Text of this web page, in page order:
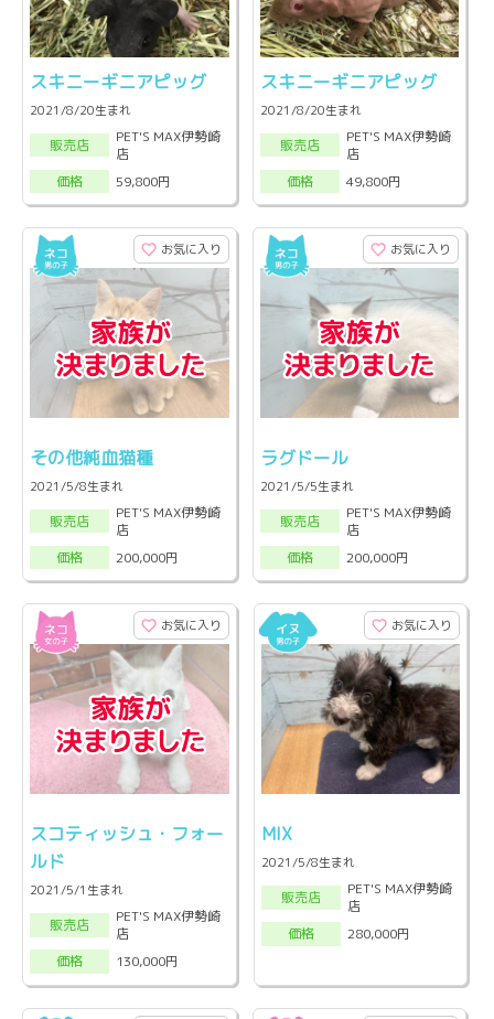
スキニーギニアピッグ
2021/8/20生まれ
販売店
PET'S MAX伊勢崎
店
価格
59,800円
スキニーギニアピッグ
2021/8/20生まれ
販売店
PET'S MAX伊勢崎
店
価格
49,800円
お気に入り
その他純血猫種
2021/5/8生まれ
販売店
PET'S MAX伊勢崎
店
価格
200,000円
お気に入り
ラグドール
2021/5/5生まれ
販売店
PET'S MAX伊勢崎
店
価格
200,000円
お気に入り
スコティッシュ・フォー
ルド
2021/5/1生まれ
販売店
PET'S MAX伊勢崎
店
価格
130,000円
お気に入り
MIX
2021/5/8生まれ
販売店
PET'S MAX伊勢崎
店
価格
280,000円